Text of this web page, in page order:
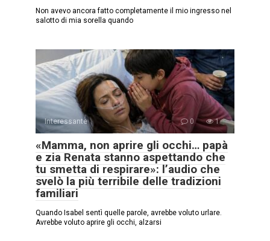
Non avevo ancora fatto completamente il mio ingresso nel
salotto di mia sorella quando
Interessante 0 1
«Mamma, non aprire gli occhi… papà
e zia Renata stanno aspettando che
tu smetta di respirare»: l’audio che
svelò la più terribile delle tradizioni
familiari
Quando Isabel sentì quelle parole, avrebbe voluto urlare.
Avrebbe voluto aprire gli occhi, alzarsi